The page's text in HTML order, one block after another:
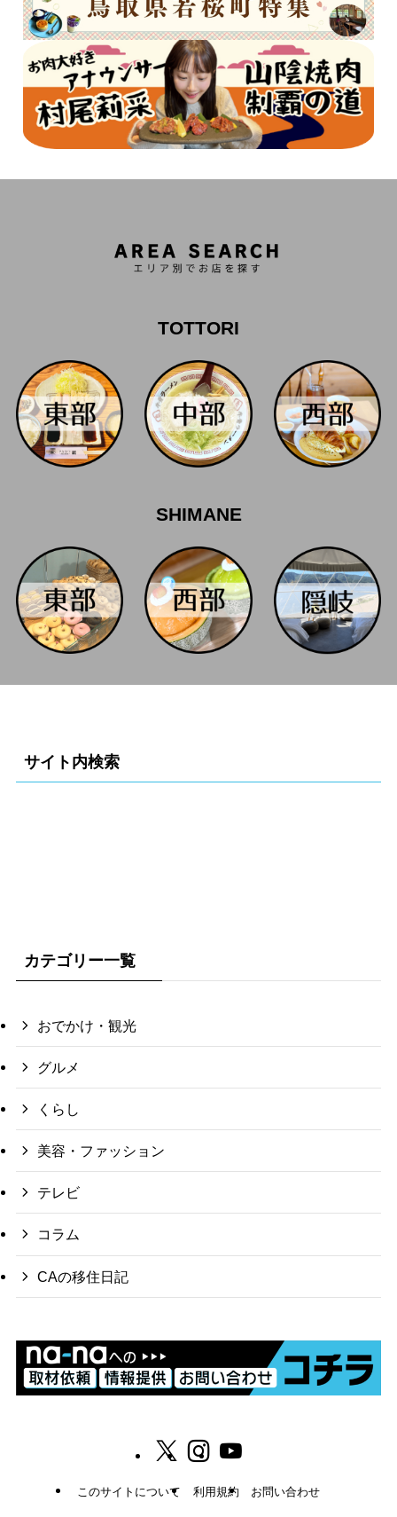
TOTTORI
SHIMANE
サイト内検索
カテゴリー一覧
おでかけ・観光
グルメ
くらし
美容・ファッション
テレビ
コラム
CAの移住日記
このサイトについて 利用規約 お問い合わせ